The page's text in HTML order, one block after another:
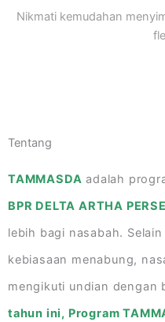
Nikmati kemudahan
Tentang
TAMMASDA adalah
BPR DELTA ARTHA
lebih bagi nasabah.
kebiasaan menabung,
mengikuti undian dengan
tahun ini, Program